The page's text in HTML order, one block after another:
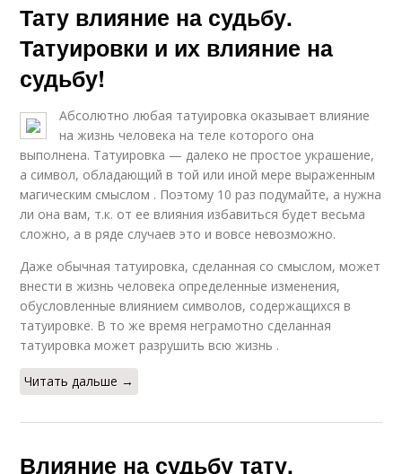
Тату влияние на судьбу.
Татуировки и их влияние на
судьбу!
Абсолютно любая татуировка оказывает влияние
на жизнь человека на теле которого она
выполнена. Татуировка — далеко не простое украшение,
а символ, обладающий в той или иной мере выраженным
магическим смыслом . Поэтому 10 раз подумайте, а нужна
ли она вам, т.к. от ее влияния избавиться будет весьма
сложно, а в ряде случаев это и вовсе невозможно.
Даже обычная татуировка, сделанная со смыслом, может
внести в жизнь человека определенные изменения,
обусловленные влиянием символов, содержащихся в
татуировке. В то же время неграмотно сделанная
татуировка может разрушить всю жизнь .
Читать дальше →
Влияние на судьбу тату.